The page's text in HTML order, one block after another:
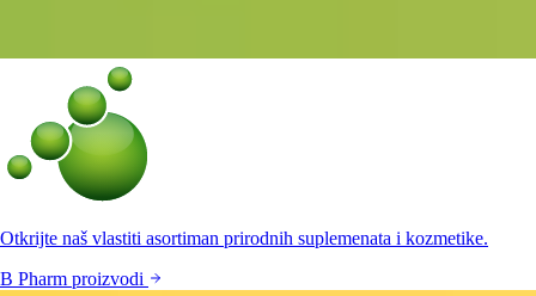
Otkrijte naš vlastiti asortiman prirodnih suplemenata i kozmetike.
B Pharm proizvodi